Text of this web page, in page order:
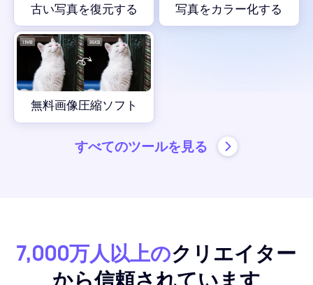
衣服の色の変更
AI背景ジェネレーター
オンライン背景チェンジャー
Shopifyの画像オプティマイザー
PDF 翻訳
PDFをオンラインで圧縮
PDFファイルをオンラインで結合
PDF を Word にオンラインで変換
JPGからPDFへのオンライン変換
すべてのツールを見る
古い写真を復元する 写真をカラー化する
無料画像圧縮ソフト
すべてのツールを見る
7,000万人以上のクリエイター
から信頼されています